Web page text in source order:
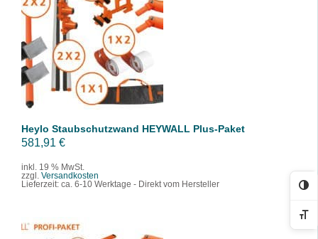
IN DEN WARENKORB
DETAILS
Heylo Staubschutzwand HEYWALL Plus-Paket
581,91 €
inkl. 19 % MwSt.
zzgl. Versandkosten
Lieferzeit: ca. 6-10 Werktage - Direkt vom Hersteller